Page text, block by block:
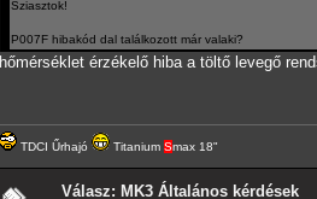
Sziasztok!
P007F hibakód dal találkozott már valaki?
hőmérséklet érzékelő hiba a töltő levegő
TDCI Űrhajó Titanium Smax 18"
Válasz: MK3 Általános kérdések